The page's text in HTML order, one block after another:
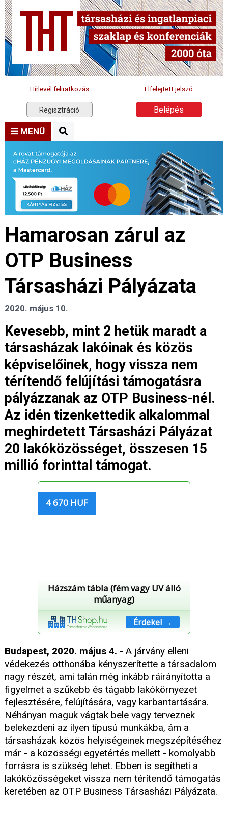
Hírlevél feliratkozás Elfelejtett jelszó
Regisztráció Belépés
MENÜ
Hamarosan zárul az
OTP Business
Társasházi Pályázata
2020. május 10.
Kevesebb, mint 2 hetük maradt a
társasházak lakóinak és közös
képviselőinek, hogy vissza nem
térítendő felújítási támogatásra
pályázzanak az OTP Business-nél.
Az idén tizenkettedik alkalommal
meghirdetett Társasházi Pályázat
20 lakóközösséget, összesen 15
millió forinttal támogat.
4 670 HUF
Házszám tábla (fém vagy UV álló
műanyag)
Érdekel →
Budapest, 2020. május 4. - A járvány elleni
védekezés otthonába kényszerítette a társadalom
nagy részét, ami talán még inkább ráirányította a
figyelmet a szűkebb és tágabb lakókörnyezet
fejlesztésére, felújítására, vagy karbantartására.
Néhányan maguk vágtak bele vagy terveznek
belekezdeni az ilyen típusú munkákba, ám a
társasházak közös helyiségeinek megszépítéséhez
már - a közösségi egyetértés mellett - komolyabb
forrásra is szükség lehet. Ebben is segítheti a
lakóközösségeket vissza nem térítendő támogatás
keretében az OTP Business Társasházi Pályázata.